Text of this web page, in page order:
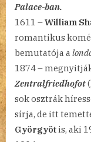
Palace-ban.
1611 –William
romantikus
bemutatója a
1874 –
Zentralfriedhofot
sok osztrák
sírja, de itt
Györgyöt is, aki